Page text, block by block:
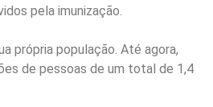
pela imunização.
própria população. Até agora,
de pessoas de um total de 1,4